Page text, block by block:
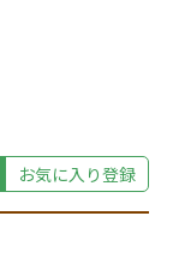
お気に入り登録